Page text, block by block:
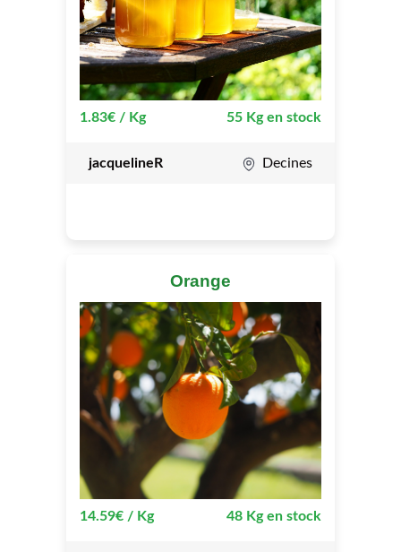
1.83€ / Kg 55 Kg en stock
jacquelineR Decines
Orange
14.59€ / Kg 48 Kg en stock